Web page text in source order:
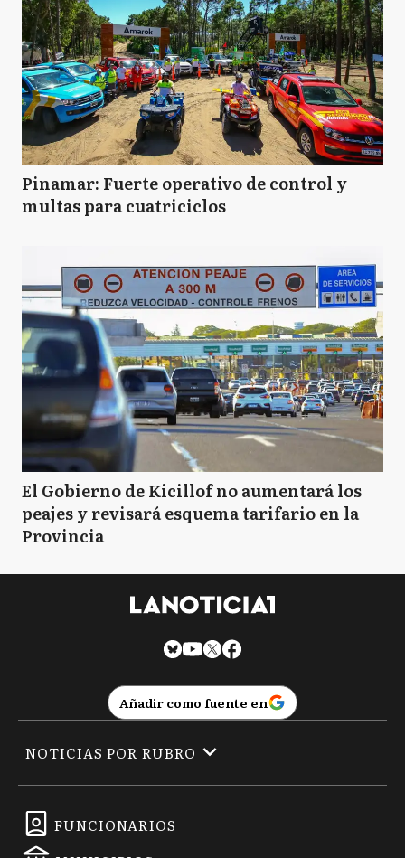
Pinamar: Fuerte operativo de control y
multas para cuatriciclos
El Gobierno de Kicillof no aumentará los
peajes y revisará esquema tarifario en la
Provincia
Añadir como fuente en
FUNCIONARIOS
NOTICIAS POR RUBRO